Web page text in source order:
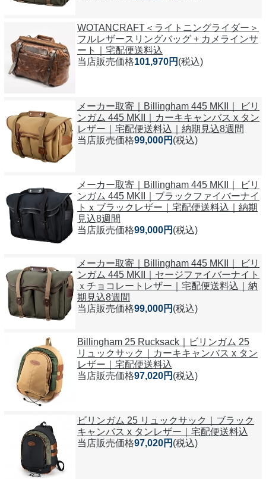
WOTANCRAFT＜ライトニングライダー＞
フルレザースリングバッグ + カメラインサ
ート｜宅配便送料込
当店販売価格101,970円 (税込)
メーカー取寄｜Billingham 445 MKII｜ ビリ
ンガム 445 MKII｜カーキキャンバス x タン
レザー｜宅配便送料込｜納期見込8週間
当店販売価格99,000円 (税込)
メーカー取寄｜Billingham 445 MKII｜ ビリ
ンガム 445 MKII｜ブラックファイバーナイ
トｘブラックレザー｜宅配便送料込｜納期
見込8週間
当店販売価格99,000円 (税込)
メーカー取寄｜Billingham 445 MKII｜ ビリ
ンガム 445 MKII｜セージファイバーナイト
ｘチョコレートレザー｜宅配便送料込｜納
期見込8週間
当店販売価格99,000円 (税込)
Billingham 25 Rucksack｜ビリンガム 25
リュックサック｜カーキキャンバス x タン
レザー｜宅配便送料込
当店販売価格97,020円 (税込)
ビリンガム 25 リュックサック｜ブラック
キャンバス x タンレザー｜宅配便送料込
当店販売価格97,020円 (税込)